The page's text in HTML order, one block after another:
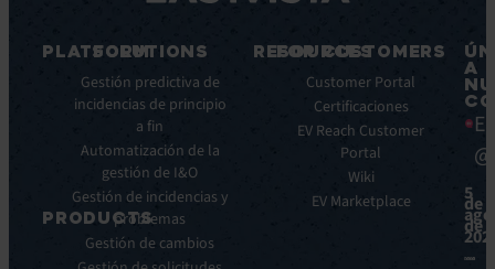
PLATFORM
Características
principales
Integraciones
PRODUCTS
ITSM:
SOLUTIONS
Gestión predictiva de
incidencias de principio
a fin
Automatización de la
gestión de I&O
Gestión de incidencias y
problemas
Gestión de cambios
RESOURCES
Ebooks
Whitepapers
FOR CUSTOMERS
Customer Portal
Certificaciones
EV Reach Customer
Portal
Wiki
EV Marketplace
A
5
de
de